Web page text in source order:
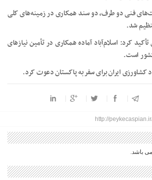
فنی دو طرف، دو سند همکاری در زمینه‌های کلی
شد.
کرد: اسلام‌آباد آماده همکاری در تأمین نیاز‌های
است.
کشاورزی ایران برای سفر به پاکستان دعوت کرد.
http://
باشد.